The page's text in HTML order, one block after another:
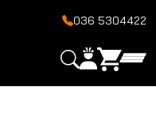
036 5304422